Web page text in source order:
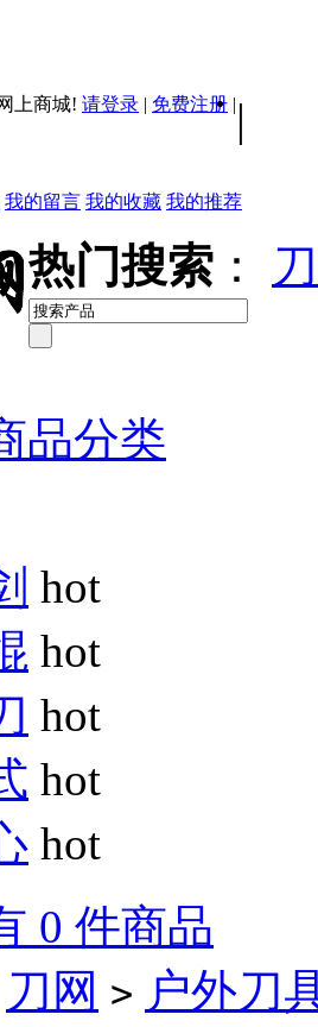
上商城! 请登录 | 免费注册 | |
我的留言 我的收藏 我的推荐
热门搜索 ：
品分类
hot
hot
hot
hot
hot
0 件商品
刀网 > 户外刀